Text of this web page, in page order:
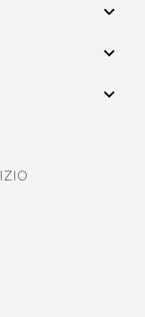
expand_more
expand_more
expand_more